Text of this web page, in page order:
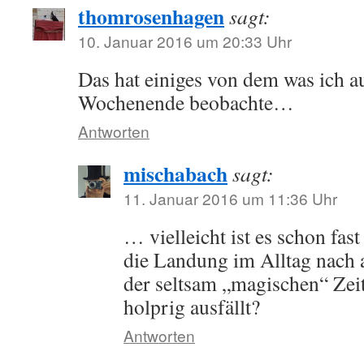
thomrosenhagensagt:
10. Januar 2016 um 20:33 Uhr
Das hat einiges von dem was ich
Wochenende beobachte…
Antworten
mischabachsagt:
11. Januar 2016 um 11:36 Uhr
… vielleicht ist es schon
die Landung im Alltag nach
der seltsam „magischen“
holprig ausfällt?
Antworten